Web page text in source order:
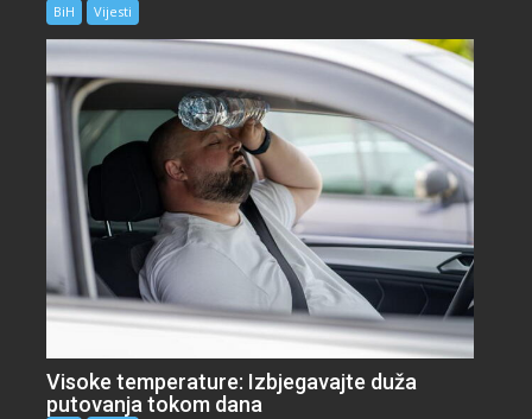
BiH Vijesti
Visoke temperature: Izbjegavajte duža
putovanja tokom dana